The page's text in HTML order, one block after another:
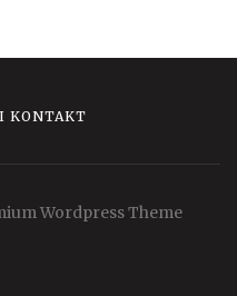
KONTAKT
Wordpress Theme